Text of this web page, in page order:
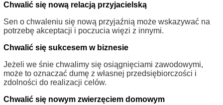
Chwalić się nową relacją przyjacielską
Sen o chwaleniu się nową przyjaźnią może wskazywać na
potrzebę akceptacji i poczucia więzi z innymi.
Chwalić się sukcesem w biznesie
Jeżeli we śnie chwalimy się osiągnięciami zawodowymi,
może to oznaczać dumę z własnej przedsiębiorczości i
zdolności do realizacji celów.
Chwalić się nowym zwierzęciem domowym